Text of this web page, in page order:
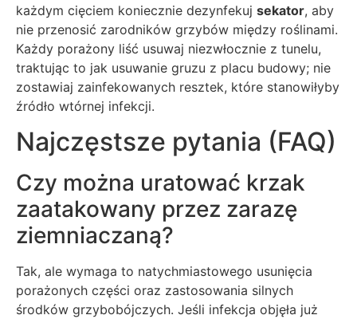
każdym cięciem koniecznie dezynfekuj sekator, aby
nie przenosić zarodników grzybów między roślinami.
Każdy porażony liść usuwaj niezwłocznie z tunelu,
traktując to jak usuwanie gruzu z placu budowy; nie
zostawiaj zainfekowanych resztek, które stanowiłyby
źródło wtórnej infekcji.
Najczęstsze pytania (FAQ)
Czy można uratować krzak
zaatakowany przez zarazę
ziemniaczaną?
Tak, ale wymaga to natychmiastowego usunięcia
porażonych części oraz zastosowania silnych
środków grzybobójczych. Jeśli infekcja objęła już